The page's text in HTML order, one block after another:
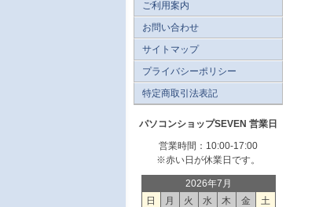
ご利用案内
お問い合わせ
サイトマップ
プライバシーポリシー
特定商取引法表記
パソコンショップSEVEN 営業日
営業時間：10:00-17:00
※赤い日が休業日です。
2026年7月
日
月 火 水 木 金
土